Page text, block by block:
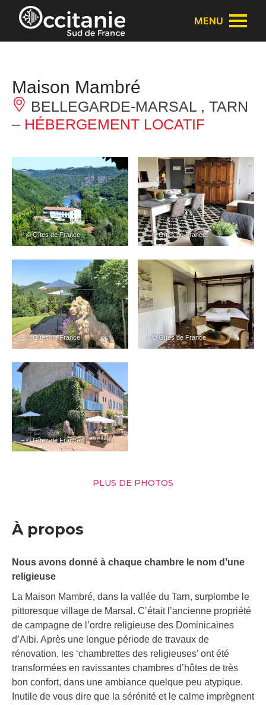
Panneau de gestion des cookies
MENU
Maison Mambré
BELLEGARDE-MARSAL , TARN
– HÉBERGEMENT LOCATIF
– © Gîtes de France – © Gîtes de France
– © Gîtes de France – © Gîtes de France
– © Gîtes de France
PLUS DE PHOTOS
À propos
Nous avons donné à chaque chambre le nom d’une
religieuse
La Maison Mambré, dans la vallée du Tarn, surplombe le
pittoresque village de Marsal. C’était l’ancienne propriété
de campagne de l’ordre religieuse des Dominicaines
d’Albi. Après une longue période de travaux de
rénovation, les ‘chambrettes des religieuses’ ont été
transformées en ravissantes chambres d’hôtes de très
bon confort, dans une ambiance quelque peu atypique.
Inutile de vous dire que la sérénité et le calme imprègnent